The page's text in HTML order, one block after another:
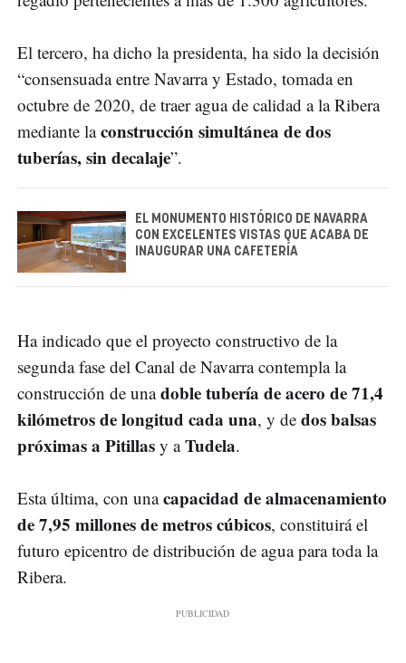
El tercero, ha dicho la presidenta, ha sido la decisión
“consensuada entre Navarra y Estado, tomada en
octubre de 2020, de traer agua de calidad a la Ribera
mediante laconstrucción simultánea de dos
tuberías, sin decalaje”.
EL MONUMENTO HISTÓRICO DE NAVARRA
CON EXCELENTES VISTAS QUE ACABA DE
INAUGURAR UNA CAFETERÍA
Ha indicado que el proyecto constructivo de la
segunda fase del Canal de Navarra contempla la
construcción de unadoble tubería de acero de 71,4
kilómetros de longitud cada una, y de dos balsas
próximas a Pitillas y aTudela.
Esta última, con unacapacidad de almacenamiento
de 7,95 millones de metros cúbicos, constituirá el
futuro epicentro de distribución de agua para toda la
Ribera.